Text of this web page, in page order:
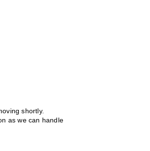
shortly.
as we can handle